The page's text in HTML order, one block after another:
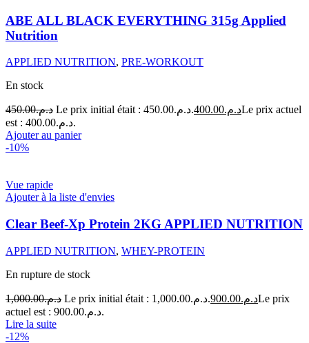
ABE ALL BLACK EVERYTHING 315g Applied
Nutrition
APPLIED NUTRITION, PRE-WORKOUT
En stock
د.م.450.00 Le prix initial était : د.م.450.00. د.م.400.00
Le prix actuel
est : د.م.400.00.
Ajouter au panier
-10%
Vue rapide
Ajouter à la liste d'envies
Clear Beef-Xp Protein 2KG APPLIED NUTRITION
APPLIED NUTRITION, WHEY-PROTEIN
En rupture de stock
د.م.1,000.00 Le prix initial était : د.م.1,000.00. د.م.900.00
Le prix
actuel est : د.م.900.00.
Lire la suite
-12%